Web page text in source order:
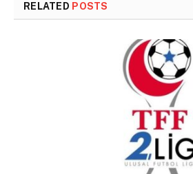
RELATED POSTS